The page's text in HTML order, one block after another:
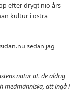
efter drygt nio års
kultur i östra
sedan jag
natur att de aldrig
medmänniska, att ingå i